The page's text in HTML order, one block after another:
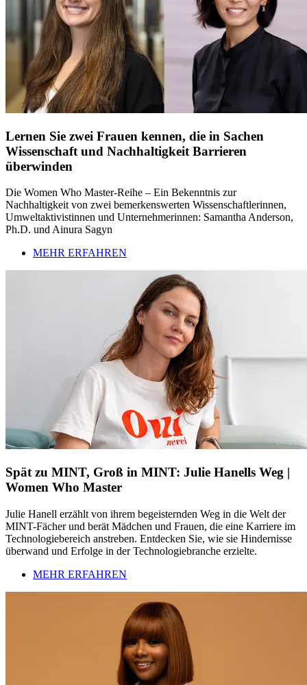
Lernen Sie zwei Frauen kennen, die in Sachen
Wissenschaft und Nachhaltigkeit Barrieren
überwinden
Die Women Who Master-Reihe – Ein Bekenntnis zur
Nachhaltigkeit von zwei bemerkenswerten Wissenschaftlerinnen,
Umweltaktivistinnen und Unternehmerinnen: Samantha Anderson,
Ph.D. und Ainura Sagyn
MEHR ERFAHREN
Spät zu MINT, Groß in MINT: Julie Hanells Weg |
Women Who Master
Julie Hanell erzählt von ihrem begeisternden Weg in die Welt der
MINT-Fächer und berät Mädchen und Frauen, die eine Karriere im
Technologiebereich anstreben. Entdecken Sie, wie sie Hindernisse
überwand und Erfolge in der Technologiebranche erzielte.
MEHR ERFAHREN